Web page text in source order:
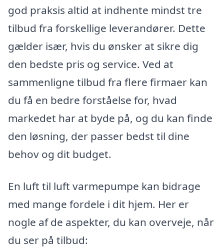
god praksis altid at indhente mindst tre
tilbud fra forskellige leverandører. Dette
gælder især, hvis du ønsker at sikre dig
den bedste pris og service. Ved at
sammenligne tilbud fra flere firmaer kan
du få en bedre forståelse for, hvad
markedet har at byde på, og du kan finde
den løsning, der passer bedst til dine
behov og dit budget.
En luft til luft varmepumpe kan bidrage
med mange fordele i dit hjem. Her er
nogle af de aspekter, du kan overveje, når
du ser på tilbud: